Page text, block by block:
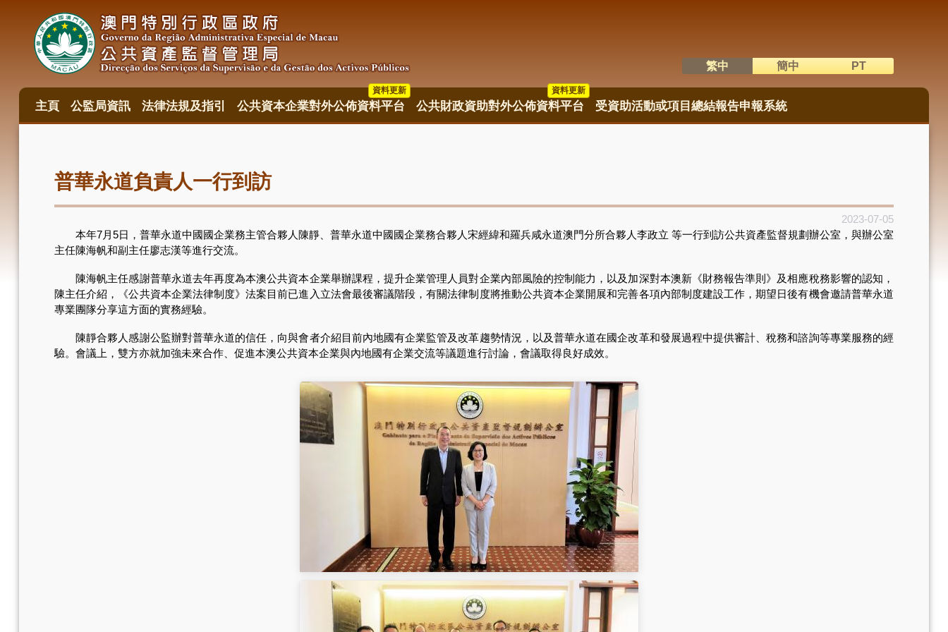
語系切換
繁中 簡中 PT
目
主頁 公監局資訊 法律法規及指引 公共資本企業對外公佈資料平台
資料更新
公共財政資助對外公佈資料平台
資料更新
資料更新
受資助活動或項目總結報告申報系統
普華永道負責人一行到訪
2023-07-05
本年7月5日，普華永道中國國企業務主管合夥人陳靜、普華永道中國國企業務合夥人宋經緯和羅兵咸永道澳門分所合夥人李政立 等一行到訪公共資產監督規劃辦公室，與辦公室
主任陳海帆和副主任廖志漢等進行交流。
陳海帆主任感謝普華永道去年再度為本澳公共資本企業舉辦課程，提升企業管理人員對企業內部風險的控制能力，以及加深對本澳新《財務報告準則》及相應稅務影響的認知，
陳主任介紹，《公共資本企業法律制度》法案目前已進入立法會最後審議階段，有關法律制度將推動公共資本企業開展和完善各項內部制度建設工作，期望日後有機會邀請普華永道
專業團隊分享這方面的實務經驗。
陳靜合夥人感謝公監辦對普華永道的信任，向與會者介紹目前內地國有企業監管及改革趨勢情況，以及普華永道在國企改革和發展過程中提供審計、稅務和諮詢等專業服務的經
驗。會議上，雙方亦就加強未來合作、促進本澳公共資本企業與內地國有企業交流等議題進行討論，會議取得良好成效。